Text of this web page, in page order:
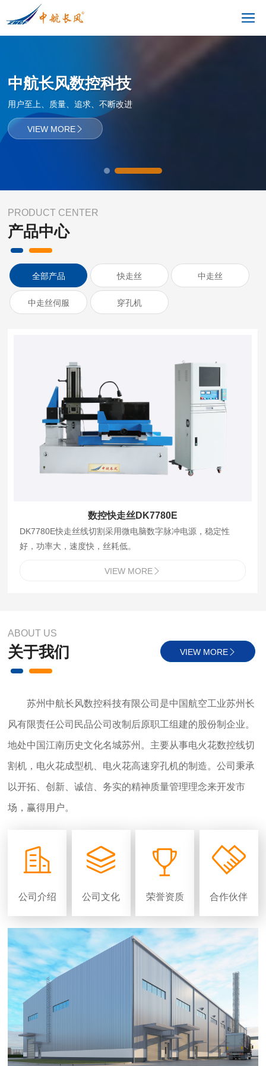
中航长风数控科技
用户至上、质量、追求、不断改进
VIEW MORE
PRODUCT CENTER
产品中心
全部产品 快走丝 中走丝
中走丝伺服 穿孔机
数控快走丝DK7780E
DK7780E快走丝线切割采用微电脑数字脉冲电源，稳定性
好，功率大，速度快，丝耗低。
VIEW MORE 
ABOUT US
关于我们 VIEW MORE
苏州中航长风数控科技有限公司是中国航空工业苏州长
风有限责任公司民品公司改制后原职工组建的股份制企业。
地处中国江南历史文化名城苏州。主要从事电火花数控线切
割机，电火花成型机、电火花高速穿孔机的制造。公司秉承
以开拓、创新、诚信、务实的精神质量管理理念来开发市
场，赢得用户。

公司介绍

公司文化

荣誉资质

合作伙伴